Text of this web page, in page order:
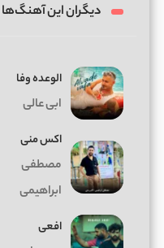
دیگران این آهنگ‌ها
الوعده وفا
ابی عالی
اکس منی
مصطفی
ابراهیمی
افعی